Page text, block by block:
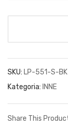
SKU: LP-551-S-BK
Kategoria: INNE
Share This